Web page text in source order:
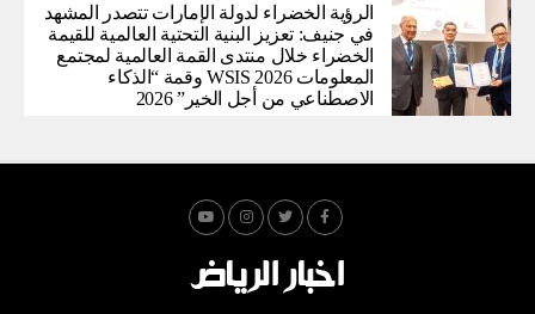
الرؤية الخضراء لدولة الإمارات تتصدر المشهد
في جنيف: تعزيز البنية التحتية العالمية للقيمة
الخضراء خلال منتدى القمة العالمية لمجتمع
المعلومات WSIS 2026 وقمة “الذكاء
الاصطناعي من أجل الخير” 2026